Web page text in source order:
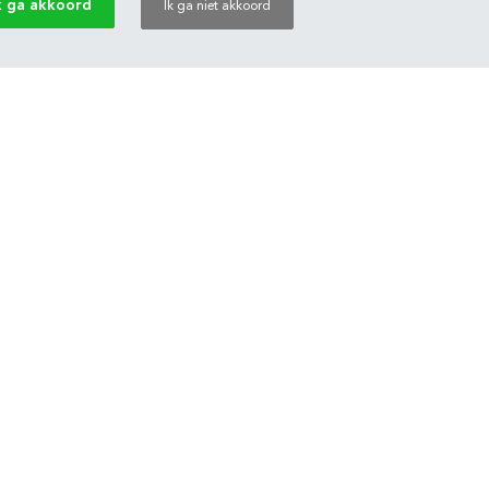
ga akkoord Ik ga niet akkoord